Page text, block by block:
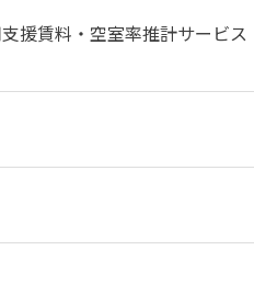
援賃料・空室率推計サービス